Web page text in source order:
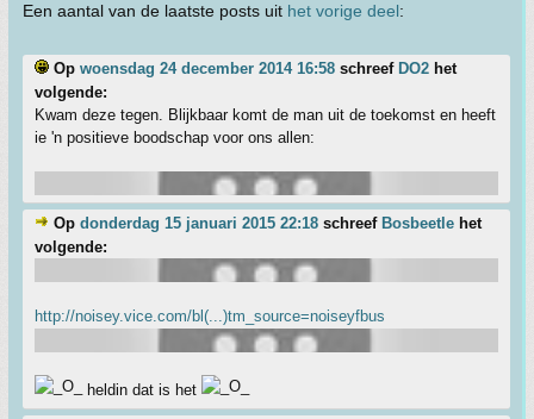
Een aantal van de laatste posts uit het vorige deel:
Op woensdag 24 december 2014 16:58 schreef DO2 het
volgende:
Kwam deze tegen. Blijkbaar komt de man uit de toekomst en heeft
ie 'n positieve boodschap voor ons allen:
Op donderdag 15 januari 2015 22:18 schreef Bosbeetle het
volgende:
http://noisey.vice.com/bl(...)tm_source=noiseyfbus
heldin dat is het